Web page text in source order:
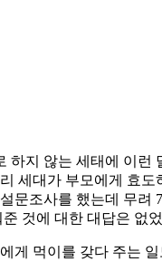
지 않는 세태에 이
세대가 부모에게 효
조사를 했는데 무
것에 대한 대답은 없
게 먹이를 갖다 주는